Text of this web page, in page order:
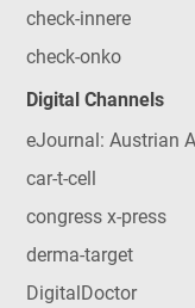
check-innere
check-onko
Digital Channels
eJournal: Austrian
car-t-cell
congress x-press
derma-target
DigitalDoctor